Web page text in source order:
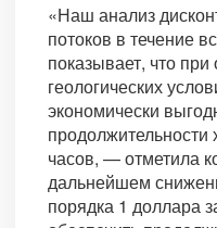
«Наш анализ
потоков в течение
показывает, что
геологических
экономически
продолжительности
часов, — отметила
дальнейшем
порядка 1 доллара